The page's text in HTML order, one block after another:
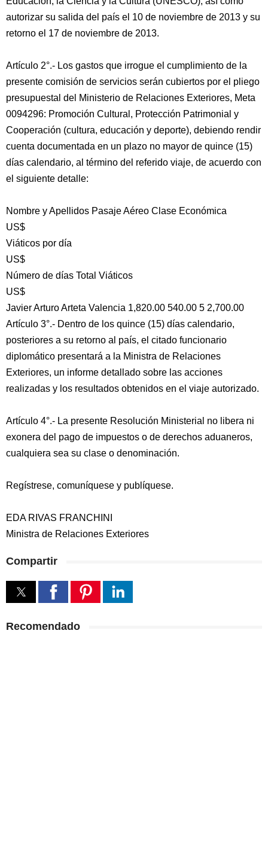
autorizar su salida del país el 10 de noviembre de 2013 y su
retorno el 17 de noviembre de 2013.
Artículo 2°.- Los gastos que irrogue el cumplimiento de la
presente comisión de servicios serán cubiertos por el pliego
presupuestal del Ministerio de Relaciones Exteriores, Meta
0094296: Promoción Cultural, Protección Patrimonial y
Cooperación (cultura, educación y deporte), debiendo rendir
cuenta documentada en un plazo no mayor de quince (15)
días calendario, al término del referido viaje, de acuerdo con
el siguiente detalle:
Nombre y Apellidos Pasaje Aéreo Clase Económica
US$
Viáticos por día
US$
Número de días Total Viáticos
US$
Javier Arturo Arteta Valencia 1,820.00 540.00 5 2,700.00
Artículo 3°.- Dentro de los quince (15) días calendario,
posteriores a su retorno al país, el citado funcionario
diplomático presentará a la Ministra de Relaciones
Exteriores, un informe detallado sobre las acciones
realizadas y los resultados obtenidos en el viaje autorizado.
Artículo 4°.- La presente Resolución Ministerial no libera ni
exonera del pago de impuestos o de derechos aduaneros,
cualquiera sea su clase o denominación.
Regístrese, comuníquese y publíquese.
EDA RIVAS FRANCHINI
Ministra de Relaciones Exteriores
Compartir
Recomendado